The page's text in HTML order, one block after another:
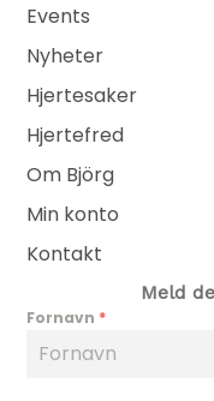
Events
Nyheter
Hjertesaker
Hjertefred
Om Björg
Min konto
Kontakt
Meld
Fornavn *